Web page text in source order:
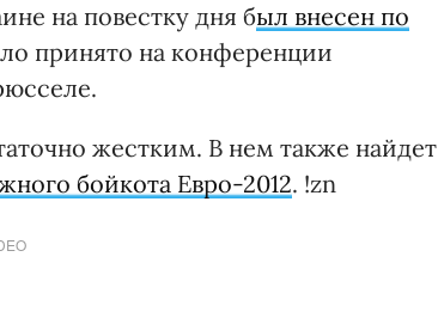
на повестку дня был внесен по
принято на конференции
жестким. В нем также найдет
бойкота Евро-2012. !zn